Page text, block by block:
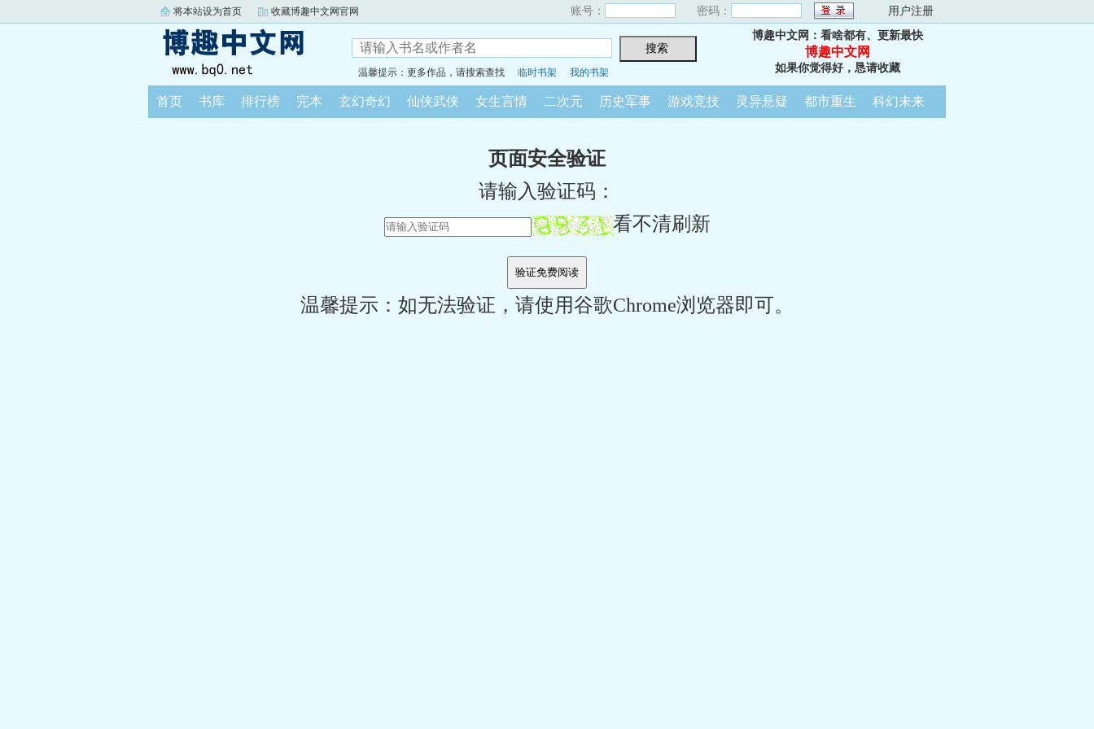
将本站设为首页 收藏博趣中文网官网 账号： 密码： 用户注册
温馨提示：更多作品，请搜索查找 临时书架 我的书架
博趣中文网：看啥都有、更新最快
博趣中文网
如果你觉得好，恳请收藏
首页 书库 排行榜 完本 玄幻奇幻 仙侠武侠 女生言情 二次元 历史军事 游戏竞技 灵异悬疑 都市重生 科幻未来
页面安全验证
请输入验证码：
看不清刷新
温馨提示：如无法验证，请使用谷歌Chrome浏览器即可。